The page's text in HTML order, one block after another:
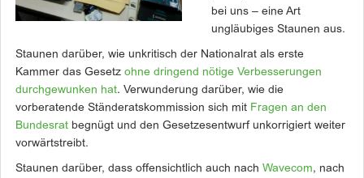
bei uns – eine Art
ungläubiges Staunen aus.
Staunen darüber, wie unkritisch der Nationalrat als erste
Kammer das Gesetz ohne dringend nötige Verbesserungen
durchgewunken hat. Verwunderung darüber, wie die
vorberatende Ständeratskommission sich mit Fragen an den
Bundesrat begnügt und den Gesetzesentwurf unkorrigiert weiter
vorwärtstreibt.
Staunen darüber, dass offensichtlich auch nach Wavecom, nach